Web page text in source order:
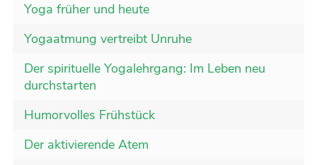
Yoga früher und heute
Yogaatmung vertreibt Unruhe
Der spirituelle Yogalehrgang: Im Leben neu
durchstarten
Humorvolles Frühstück
Der aktivierende Atem